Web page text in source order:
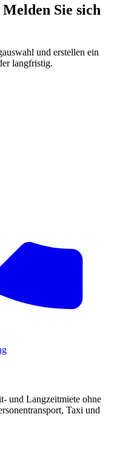
Sie sich
und erstellen ein
langfristig.
und Langzeitmiete ohne
Taxi und